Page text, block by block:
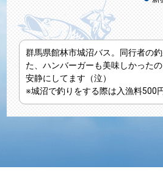
群馬県館林市城沼バス。同行者の
た、ハンバーガーも美味しかった
安静にしてます（泣）
※城沼で釣りをする際は入漁料500